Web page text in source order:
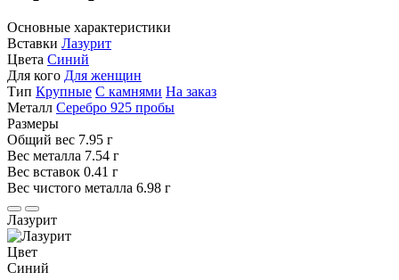
Основные характеристики
Вставки Лазурит
Цвета Синий
Для кого Для женщин
Тип Крупные С камнями На заказ
Металл Серебро 925 пробы
Размеры
Общий вес 7.95 г
Вес металла 7.54 г
Вес вставок 0.41 г
Вес чистого металла 6.98 г
Лазурит
Цвет
Синий